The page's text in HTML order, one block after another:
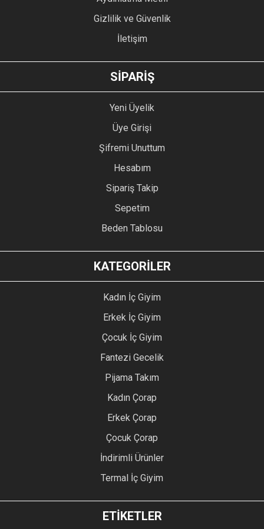
GÖNDER
Gizlilik ve Güvenlik
İletişim
SİPARİŞ
Yeni Üyelik
Üye Girişi
Şifremi Unuttum
Hesabım
Sipariş Takip
Sepetim
Beden Tablosu
KATEGORİLER
Kadın İç Giyim
Erkek İç Giyim
Çocuk İç Giyim
Fantezi Gecelik
Pijama Takım
Kadın Çorap
Erkek Çorap
Çocuk Çorap
İndirimli Ürünler
Termal İç Giyim
ETİKETLER